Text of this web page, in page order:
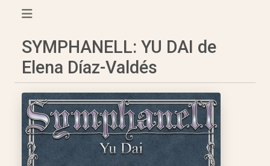
SYMPHANELL: YU DAI de
Elena Díaz-Valdés